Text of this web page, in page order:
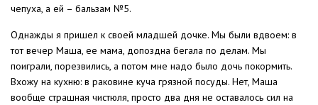
чепуха, а ей – бальзам №5.
Однажды я пришел к своей младшей дочке. Мы были вдвоем: в
тот вечер Маша, ее мама, допоздна бегала по делам. Мы
поиграли, порезвились, а потом мне надо было дочь покормить.
Вхожу на кухню: в раковине куча грязной посуды. Нет, Маша
вообще страшная чистюля, просто два дня не оставалось сил на